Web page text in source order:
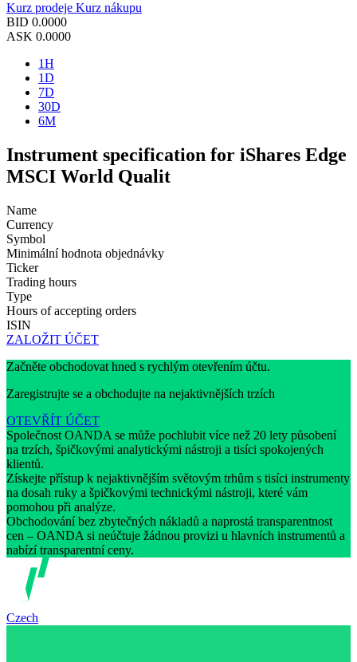
Kurz prodeje Kurz nákupu
BID 0.0000
ASK 0.0000
1H
1D
7D
30D
6M
Instrument specification for iShares Edge
MSCI World Qualit
Name
Currency
Symbol
Minimální hodnota objednávky
Ticker
Trading hours
Type
Hours of accepting orders
ISIN
ZALOŽIT ÚČET
Začněte obchodovat hned s rychlým otevřením účtu.
Zaregistrujte se a obchodujte na nejaktivnějších trzích
OTEVŘÍT ÚČET
Společnost OANDA se může pochlubit více než 20 lety působení
na trzích, špičkovými analytickými nástroji a tisíci spokojených
klientů.
Získejte přístup k nejaktivnějším světovým trhům s tisíci instrumenty
na dosah ruky a špičkovými technickými nástroji, které vám
pomohou při analýze.
Obchodování bez zbytečných nákladů a naprostá transparentnost
cen – OANDA si neúčtuje žádnou provizi u hlavních instrumentů a
nabízí transparentní ceny.
Czech